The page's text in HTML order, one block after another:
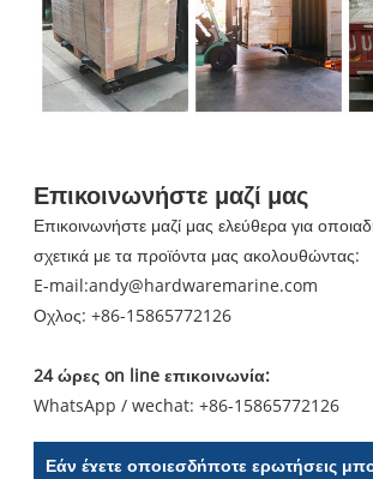
Επικοινωνήστε μαζί μας
Επικοινωνήστε μαζί μας ελεύθερα για
σχετικά με τα προϊόντα μας ακολουθώντας:
E-mail:andy@hardwaremarine.com
Οχλος:+86-15865772126
24 ώρες on line επικοινωνία:
WhatsApp / wechat: +86-15865772126
Εάν έχετε οποιεσδήποτε ερωτήσεις